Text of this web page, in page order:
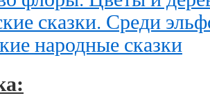
сказки. Среди
народные сказки